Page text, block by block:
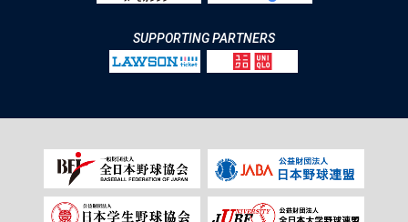
SUPPORTING PARTNERS